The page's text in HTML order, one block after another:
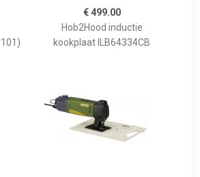
€ 499.00
Hob2Hood inductie
kookplaat ILB64334CB